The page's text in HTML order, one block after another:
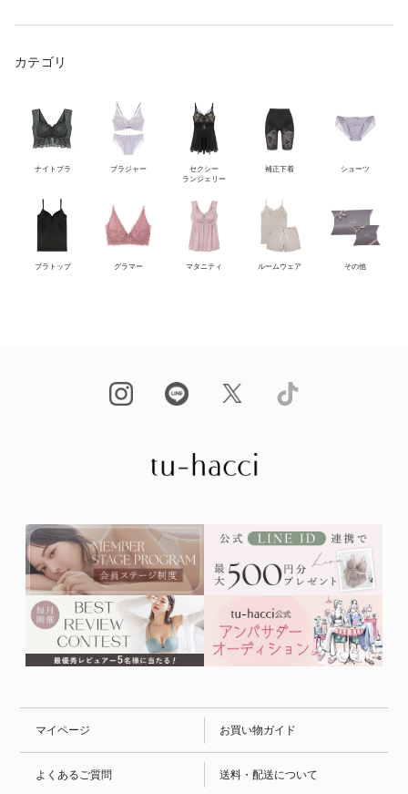
カテゴリ
ナイトブラ ブラジャー
セクシー
ランジェリー
補正下着 ショーツ
ブラトップ グラマー マタニティ ルームウェア その他
マイページ お買い物ガイド
よくあるご質問 送料・配送について